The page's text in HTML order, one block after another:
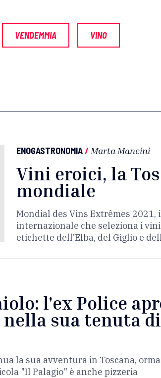
VENDEMMIA VINO
ENOGASTRONOMIA/ Marta Mancini
Vini eroici, la
mondiale
Mondial des Vins Extrêmes
internazionale che seleziona i
etichette dell’Elba, del Giglio e
l'ex Police
sua tenuta di
la sua avventura in Toscana,
"Il Palagio" è anche pizzeria